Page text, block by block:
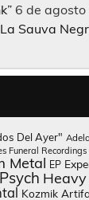
6 de
Sauva
Del Ayer"
Funeral Recordings
Metal EP
Kozmik